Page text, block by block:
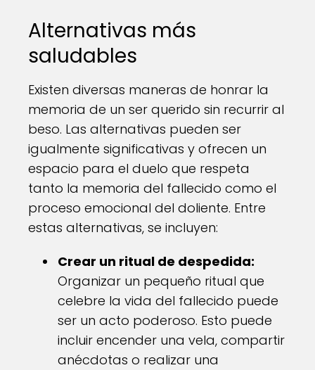
Alternativas más
saludables
Existen diversas maneras de honrar la
memoria de un ser querido sin recurrir al
beso. Las alternativas pueden ser
igualmente significativas y ofrecen un
espacio para el duelo que respeta
tanto la memoria del fallecido como el
proceso emocional del doliente. Entre
estas alternativas, se incluyen:
Crear un ritual de despedida:
Organizar un pequeño ritual que
celebre la vida del fallecido puede
ser un acto poderoso. Esto puede
incluir encender una vela, compartir
anécdotas o realizar una